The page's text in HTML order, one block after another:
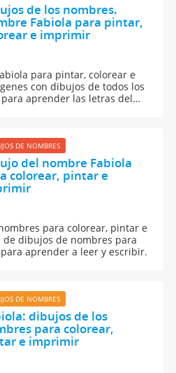
de los nombres.
Fabiola para pintar,
e imprimir
para pintar, colorear e
con dibujos de todos los
aprender las letras del
DE NOMBRES
del nombre Fabiola
colorear, pintar e
para colorear, pintar e
dibujos de nombres para
aprender a leer y escribir.
DE NOMBRES
dibujos de los
para colorear,
e imprimir